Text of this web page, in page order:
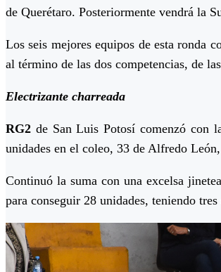
de Querétaro. Posteriormente vendrá la
Los seis mejores equipos de esta ronda
al término de las dos competencias, de
Electrizante charreada
RG2 de San Luis Potosí comenzó con
unidades en el coleo, 33 de Alfredo
Continuó la suma con una excelsa
para conseguir 28 unidades, teniendo